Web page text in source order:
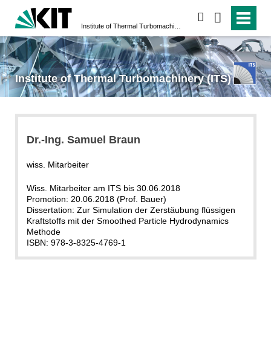
Institute of Thermal Turbomachinery (ITS)
Dr.-Ing. Samuel Braun
wiss. Mitarbeiter
Wiss. Mitarbeiter am ITS bis 30.06.2018
Promotion: 20.06.2018 (Prof. Bauer)
Dissertation: Zur Simulation der Zerstäubung flüssigen
Kraftstoffs mit der Smoothed Particle Hydrodynamics
Methode
ISBN: 978-3-8325-4769-1